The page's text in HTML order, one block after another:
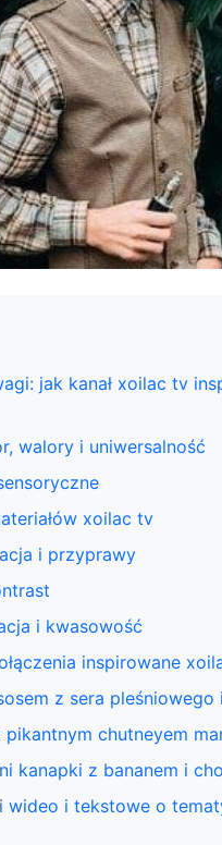
jak kanał xoilac tv
walory i uniwersalność
xoilac tv
i przyprawy
i kwasowość
inspirowane
z sera pleśniowego
chutneyem
kanapki z bananem i
i tekstowe o